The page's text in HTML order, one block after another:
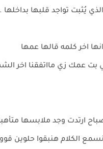
يُثبت تواجد قلبها بداخلها .
اخر كلمه قالها عمها
بت عمك زي مااتفقنا اخر
ارتدت وجد ملابسها
نسمع الكلام هنبقوا حلوين